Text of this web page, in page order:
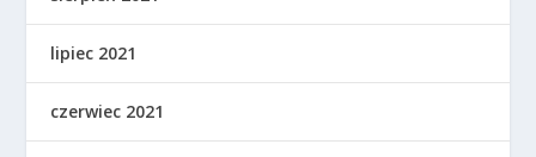
lipiec 2021
czerwiec 2021